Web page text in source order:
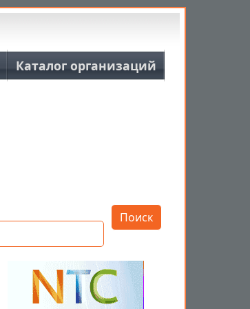
Каталог организаций